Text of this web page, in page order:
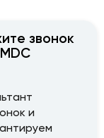
звонок
и